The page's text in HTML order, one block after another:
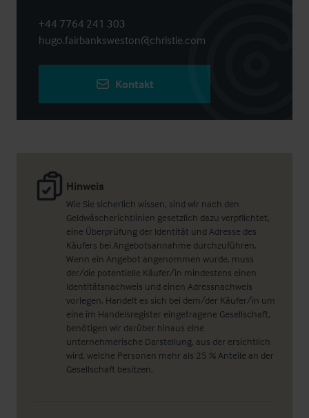
Hinweis
Wie Sie sicherlich wissen, sind wir nach den
Geldwäscherichtlinien gesetzlich dazu verpflichtet,
eine Überprüfung der Identität und Adresse des
Käufers bei Angebotsannahme durchzuführen.
Wenn ein Angebot angenommen wurde, muss
der/die potentielle Käufer/in mindestens einen
Identitätsnachweis und einen Adressnachweis
vorlegen. Handelt es sich bei dem/der Käufer/in um
eine im Handelsregister eingetragene Gesellschaft,
benötigen wir darüber hinaus eine
unternehmerische Darstellung, aus der ersichtlich
wird, welche Personen mehr als 25 % Anteile an der
Gesellschaft besitzen.
+44 7764 241 303
hugo.fairbanksweston@christie.com
Kontakt